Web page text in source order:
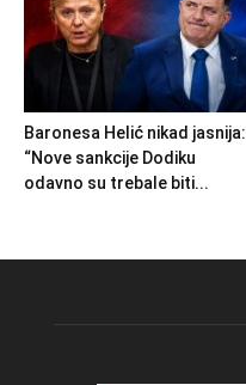
Baronesa Helić nikad jasnija:
“Nove sankcije Dodiku
odavno su trebale biti...